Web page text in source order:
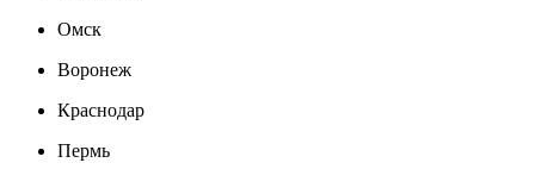
Омск
Воронеж
Краснодар
Пермь